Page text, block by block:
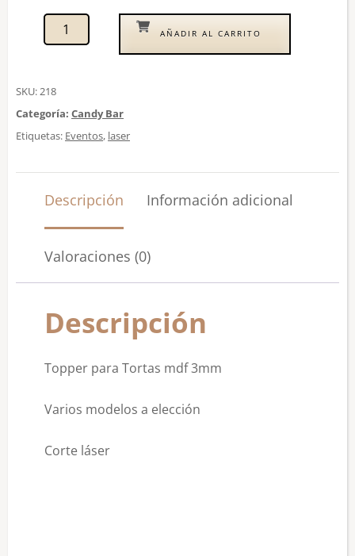
AÑADIR AL CARRITO
SKU:218
Categoría: Candy Bar
Etiquetas: Eventos, laser
Descripción Información adicional
Valoraciones (0)
Descripción
Topper para Tortas mdf 3mm
Varios modelos a elección
Corte láser